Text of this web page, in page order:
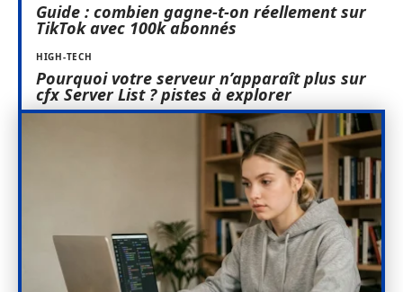
Guide : combien gagne-t-on réellement sur
TikTok avec 100k abonnés
HIGH-TECH
Pourquoi votre serveur n’apparaît plus sur
cfx Server List ? pistes à explorer